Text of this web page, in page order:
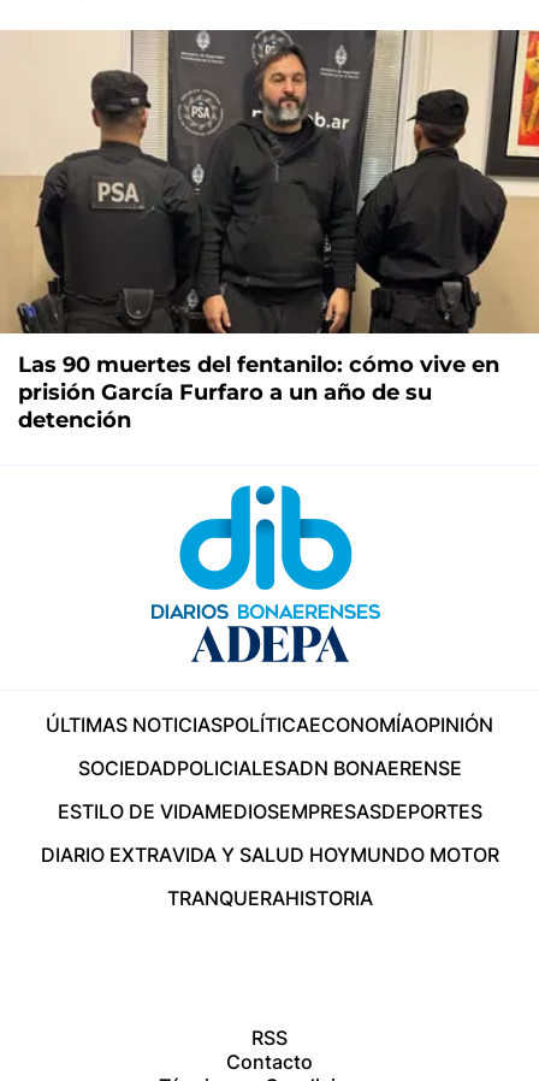
Las 90 muertes del fentanilo: cómo vive en
prisión García Furfaro a un año de su
detención
ÚLTIMAS NOTICIASPOLÍTICAECONOMÍAOPINIÓN
SOCIEDADPOLICIALESADN BONAERENSE
ESTILO DE VIDAMEDIOSEMPRESASDEPORTES
DIARIO EXTRAVIDA Y SALUD HOYMUNDO MOTOR
TRANQUERAHISTORIA
RSS
Contacto